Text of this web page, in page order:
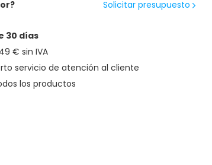
Solicitar presupuesto
30 días
€ sin IVA
servicio de atención al cliente
los productos